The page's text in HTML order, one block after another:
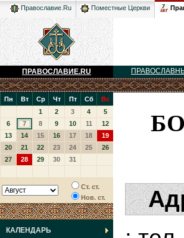
Православие.Ru Поместные Церкви
ПРАВОСЛАВИЕ.RU
Пн Вт Ср Чт Пт Сб
Вс
1
2 3 4
5
6
7 8 9 10 11
12
13
14 15 16 17 18
19
20
21 22 23 24 25
26
27
28 29 30 31
Ст. ст.
Нов. ст.
КАЛЕНДАРЬ